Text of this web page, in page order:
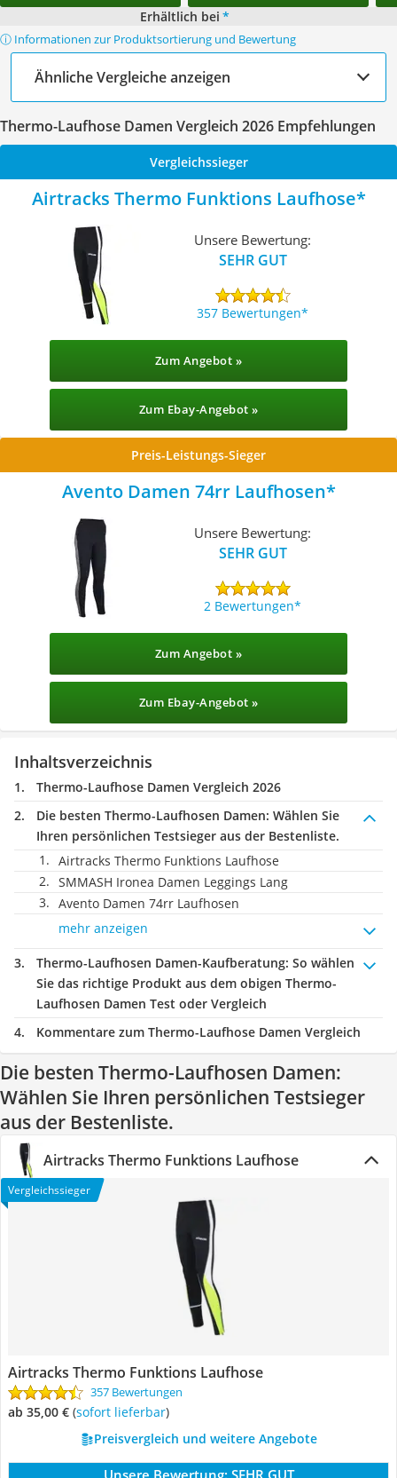
Erhältlich bei *
ⓘ Informationen zur Produktsortierung und Bewertung
Ähnliche Vergleiche anzeigen
Thermo-Laufhose Damen Vergleich 2026 Empfehlungen
Vergleichssieger
Airtracks Thermo Funktions Laufhose
Unsere Bewertung:
SEHR GUT
357 Bewertungen
Zum Angebot »
Zum Ebay-Angebot »
Preis-Leistungs-Sieger
Avento Damen 74rr Laufhosen
Unsere Bewertung:
SEHR GUT
2 Bewertungen
Zum Angebot »
Zum Ebay-Angebot »
Inhaltsverzeichnis
Thermo-Laufhose Damen Vergleich 2026
Die besten Thermo-Laufhosen Damen: Wählen Sie
Ihren persönlichen Testsieger aus der Bestenliste.
Airtracks Thermo Funktions Laufhose
SMMASH Ironea Damen Leggings Lang
Avento Damen 74rr Laufhosen
mehr anzeigen
Thermo-Laufhosen Damen-Kaufberatung: So wählen
Sie das richtige Produkt aus dem obigen Thermo-
Laufhosen Damen Test oder Vergleich
Kommentare zum Thermo-Laufhose Damen Vergleich
Die besten Thermo-Laufhosen Damen:
Wählen Sie Ihren persönlichen Testsieger
aus der Bestenliste.
Airtracks Thermo Funktions Laufhose
Vergleichssieger
Airtracks Thermo Funktions Laufhose
357 Bewertungen
ab 35,00 € ( Sofort lieferbar)
Preisvergleich und weitere Angebote
Unsere Bewertung: SEHR GUT